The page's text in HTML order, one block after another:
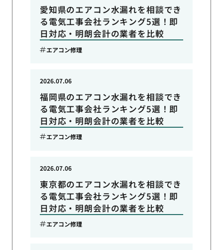
愛知県のエアコン水漏れを相談でき
る電気工事会社ランキング5選！即
日対応・明朗会計の業者を比較
エアコン修理
福岡県のエアコン水漏れを相談でき
る電気工事会社ランキング5選！即
日対応・明朗会計の業者を比較
2026.07.06
エアコン修理
東京都のエアコン水漏れを相談でき
る電気工事会社ランキング5選！即
日対応・明朗会計の業者を比較
2026.07.06
エアコン修理